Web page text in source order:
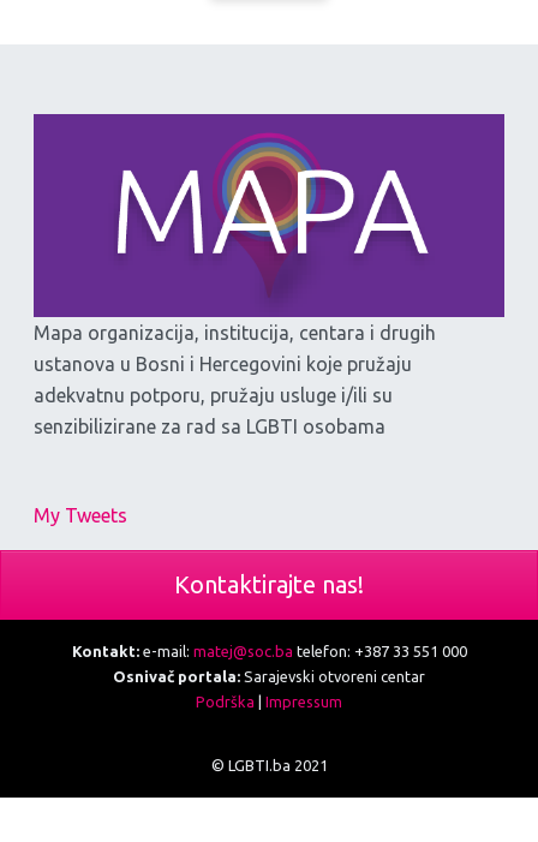
Mapa organizacija, institucija, centara i drugih
ustanova u Bosni i Hercegovini koje pružaju
adekvatnu potporu, pružaju usluge i/ili su
senzibilizirane za rad sa LGBTI osobama
My Tweets
Kontaktirajte nas!
Kontakt:e-mail: matej@soc.ba telefon: +387 33 551 000
Osnivač portala: Sarajevski otvoreni centar
Podrška | Impressum
© LGBTI.ba 2021